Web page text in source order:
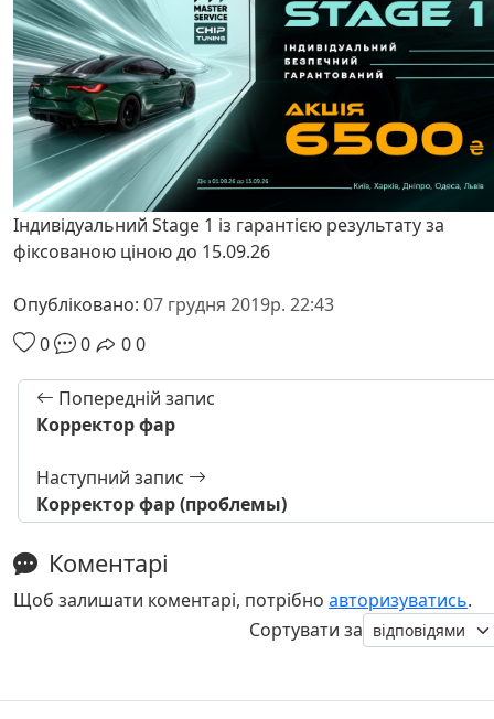
Індивідуальний Stage 1 із гарантією результату за
фіксованою ціною до 15.09.26
Опубліковано: 07 грудня 2019р. 22:43
0
0 00
Попередній запис
Корректор фар
Наступний запис
Корректор фар (проблемы)
Коментарі
Щоб залишати коментарі, потрібно авторизуватись.
Сортувати за